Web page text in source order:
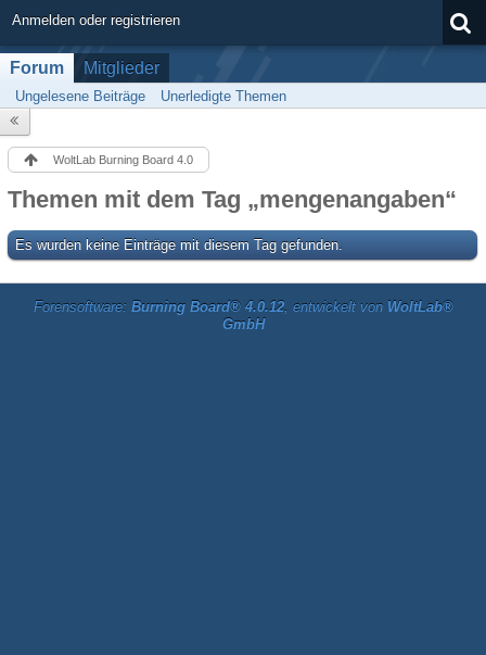
Anmelden oder registrieren
Forum Mitglieder
Ungelesene Beiträge Unerledigte Themen
WoltLab Burning Board 4.0
Themen mit dem Tag „mengenangaben“
Es wurden keine Einträge mit diesem Tag gefunden.
Forensoftware: Burning Board® 4.0.12, entwickelt von WoltLab®
GmbH